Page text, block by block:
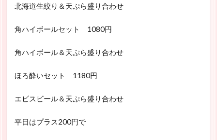
北海道生絞り＆天ぷら盛り合わせ
角ハイボールセット 1080円
角ハイボール＆天ぷら盛り合わせ
ほろ酔いセット 1180円
エビスビール＆天ぷら盛り合わせ
平日はプラス200円で